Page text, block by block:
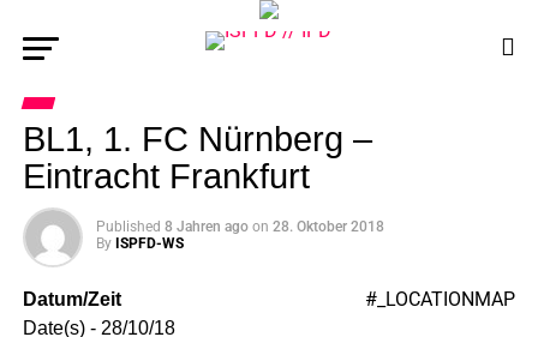
BL1, 1. FC Nürnberg –
Eintracht Frankfurt
Published 8 Jahren ago on 28. Oktober 2018
By ISPFD-WS
#_LOCATIONMAP
Datum/Zeit
Date(s) - 28/10/18